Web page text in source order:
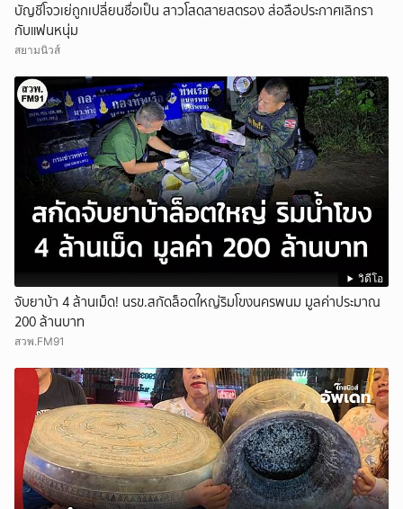
บัญชีโจวเย่ถูกเปลี่ยนชื่อเป็น สาวโสดสายสตรอง ส่อลือประกาศเลิกรา
กับแฟนหนุ่ม
สยามนิวส์
วิดีโอ
จับยาบ้า 4 ล้านเม็ด! นรข.สกัดล็อตใหญ่ริมโขงนครพนม มูลค่าประมาณ
200 ล้านบาท
สวพ.FM91